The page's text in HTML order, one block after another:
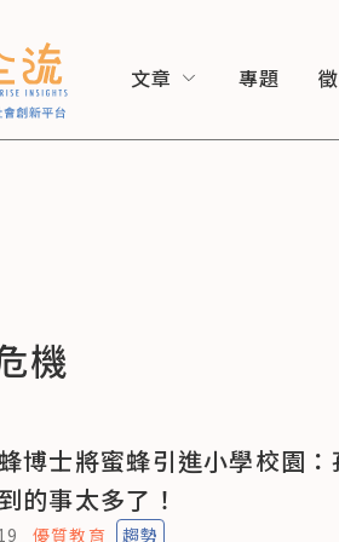
文章 專題
機
博士將蜜蜂引進小學校園
的事太多了！
優質教育 趨勢